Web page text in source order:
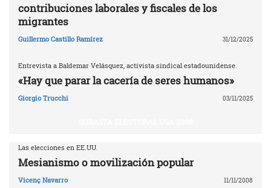
contribuciones laborales y fiscales de los
migrantes
Guillermo Castillo Ramírez 31/12/2025
Entrevista a Baldemar Velásquez, activista sindical estadounidense.
«Hay que parar la cacería de seres humanos»
Giorgio Trucchi 03/11/2025
Las elecciones en EE.UU.
Mesianismo o movilización popular
Vicenç Navarro 11/11/2008